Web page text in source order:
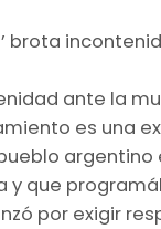
brota
ante la
es una
que
por exigir